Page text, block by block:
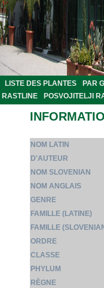
LISTE DES PLANTES PAR
RASTLINE
POSVOJITELJI
NOM LATIN
D'AUTEUR
NOM SLOVENIAN
NOM ANGLAIS
GENRE
FAMILLE (LATINE)
FAMILLE
ORDRE
CLASSE
PHYLUM
RÈGNE